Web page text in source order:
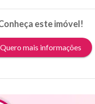
este imóvel!
Quero mais informações